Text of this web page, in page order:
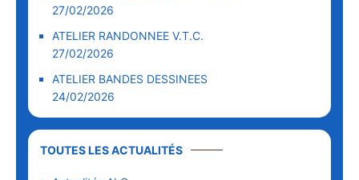
27/02/2026
ATELIER RANDONNEE V.T.C.
27/02/2026
ATELIER BANDES DESSINEES
24/02/2026
TOUTES LES ACTUALITÉS